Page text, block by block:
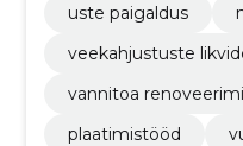
uste paigaldus
veekahjustuste
vannitoa
plaatimistööd